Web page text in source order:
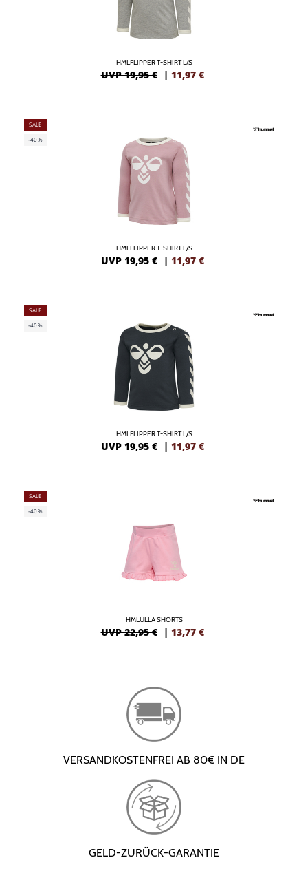
HMLFLIPPER T-SHIRT L/S
UVP 19,95 € | 11,97 €
SALE
-40%
HMLFLIPPER T-SHIRT L/S
UVP 19,95 € | 11,97 €
SALE
-40%
HMLFLIPPER T-SHIRT L/S
UVP 19,95 € | 11,97 €
SALE
-40%
HMLULLA SHORTS
UVP 22,95 € | 13,77 €
VERSANDKOSTENFREI AB 80€ IN DE
GELD-ZURÜCK-GARANTIE